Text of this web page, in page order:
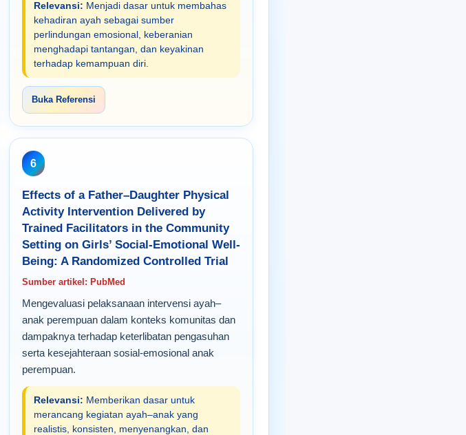
Relevansi: Menjadi dasar untuk membahas
kehadiran ayah sebagai sumber
perlindungan emosional, keberanian
menghadapi tantangan, dan keyakinan
terhadap kemampuan diri.
Buka Referensi
6
Effects of a Father–Daughter Physical
Activity Intervention Delivered by
Trained Facilitators in the Community
Setting on Girls’ Social-Emotional Well-
Being: A Randomized Controlled Trial
Sumber artikel: PubMed
Mengevaluasi pelaksanaan intervensi ayah–
anak perempuan dalam konteks komunitas dan
dampaknya terhadap keterlibatan pengasuhan
serta kesejahteraan sosial-emosional anak
perempuan.
Relevansi: Memberikan dasar untuk
merancang kegiatan ayah–anak yang
realistis, konsisten, menyenangkan, dan